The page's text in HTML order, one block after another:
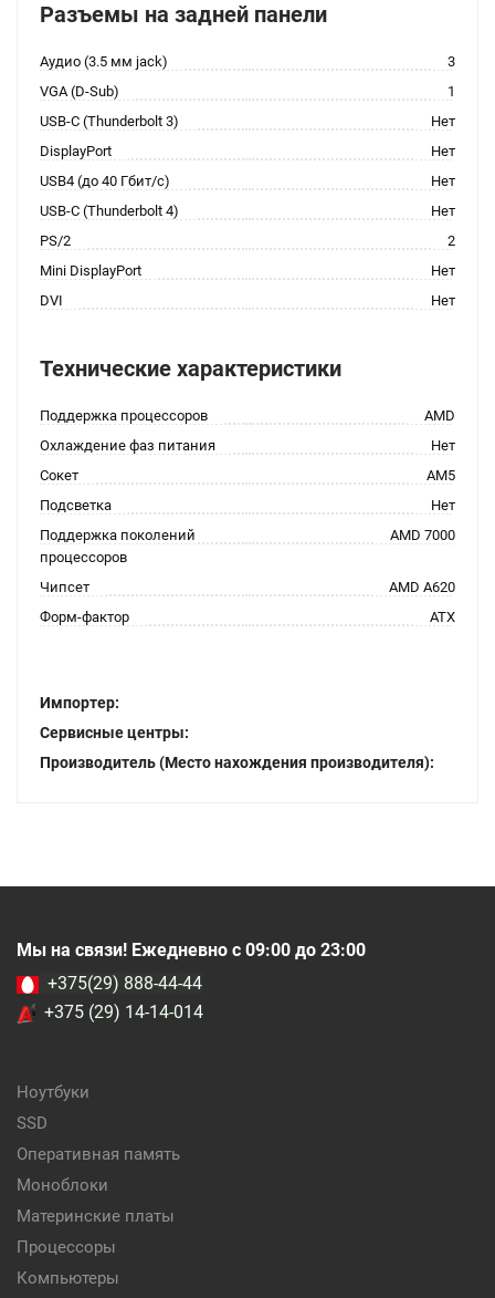
Разъемы на задней панели
Аудио (3.5 мм jack)
3
VGA (D-Sub)
1
USB-C (Thunderbolt 3)
Нет
DisplayPort
Нет
USB4 (до 40 Гбит/с)
Нет
USB-C (Thunderbolt 4)
Нет
PS/2
2
Mini DisplayPort
Нет
DVI
Нет
Технические характеристики
Поддержка процессоров
AMD
Охлаждение фаз питания
Нет
Сокет
AM5
Подсветка
Нет
Поддержка поколений
процессоров
AMD 7000
Чипсет
AMD A620
Форм-фактор
ATX
Импортер:
Сервисные центры:
Производитель (Место нахождения производителя):
Мы на связи! Ежедневно с 09:00 до 23:00
+375(29) 888-44-44
+375 (29) 14-14-014
Ноутбуки
SSD
Оперативная память
Моноблоки
Материнские платы
Процессоры
Компьютеры